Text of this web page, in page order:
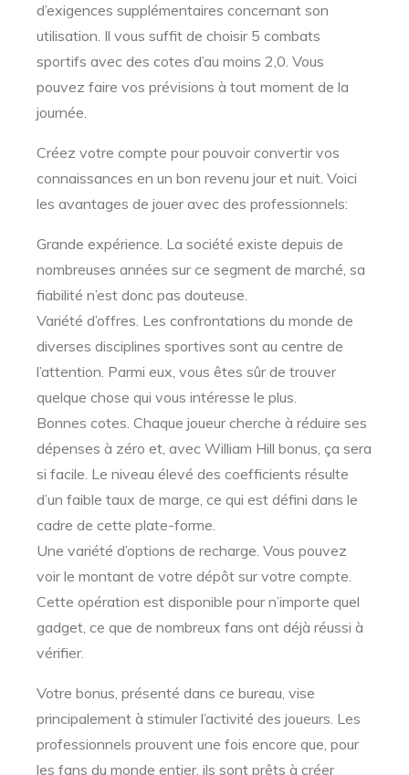
d’exigences supplémentaires concernant son
utilisation. Il vous suffit de choisir 5 combats
sportifs avec des cotes d’au moins 2,0. Vous
pouvez faire vos prévisions à tout moment de la
journée.
Créez votre compte pour pouvoir convertir vos
connaissances en un bon revenu jour et nuit. Voici
les avantages de jouer avec des professionnels:
Grande expérience. La société existe depuis de
nombreuses années sur ce segment de marché, sa
fiabilité n’est donc pas douteuse.
Variété d’offres. Les confrontations du monde de
diverses disciplines sportives sont au centre de
l’attention. Parmi eux, vous êtes sûr de trouver
quelque chose qui vous intéresse le plus.
Bonnes cotes. Chaque joueur cherche à réduire ses
dépenses à zéro et, avec William Hill bonus, ça sera
si facile. Le niveau élevé des coefficients résulte
d’un faible taux de marge, ce qui est défini dans le
cadre de cette plate-forme.
Une variété d’options de recharge. Vous pouvez
voir le montant de votre dépôt sur votre compte.
Cette opération est disponible pour n’importe quel
gadget, ce que de nombreux fans ont déjà réussi à
vérifier.
Votre bonus, présenté dans ce bureau, vise
principalement à stimuler l’activité des joueurs. Les
professionnels prouvent une fois encore que, pour
les fans du monde entier, ils sont prêts à créer